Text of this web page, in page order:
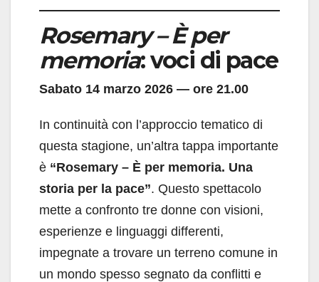
Rosemary – È per
memoria: voci di pace
Sabato 14 marzo 2026 — ore 21.00
In continuità con l’approccio tematico di
questa stagione, un’altra tappa importante
è “Rosemary – È per memoria. Una
storia per la pace”. Questo spettacolo
mette a confronto tre donne con visioni,
esperienze e linguaggi differenti,
impegnate a trovare un terreno comune in
un mondo spesso segnato da conflitti e